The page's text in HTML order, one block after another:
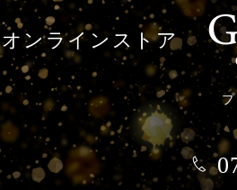
オンラインストア